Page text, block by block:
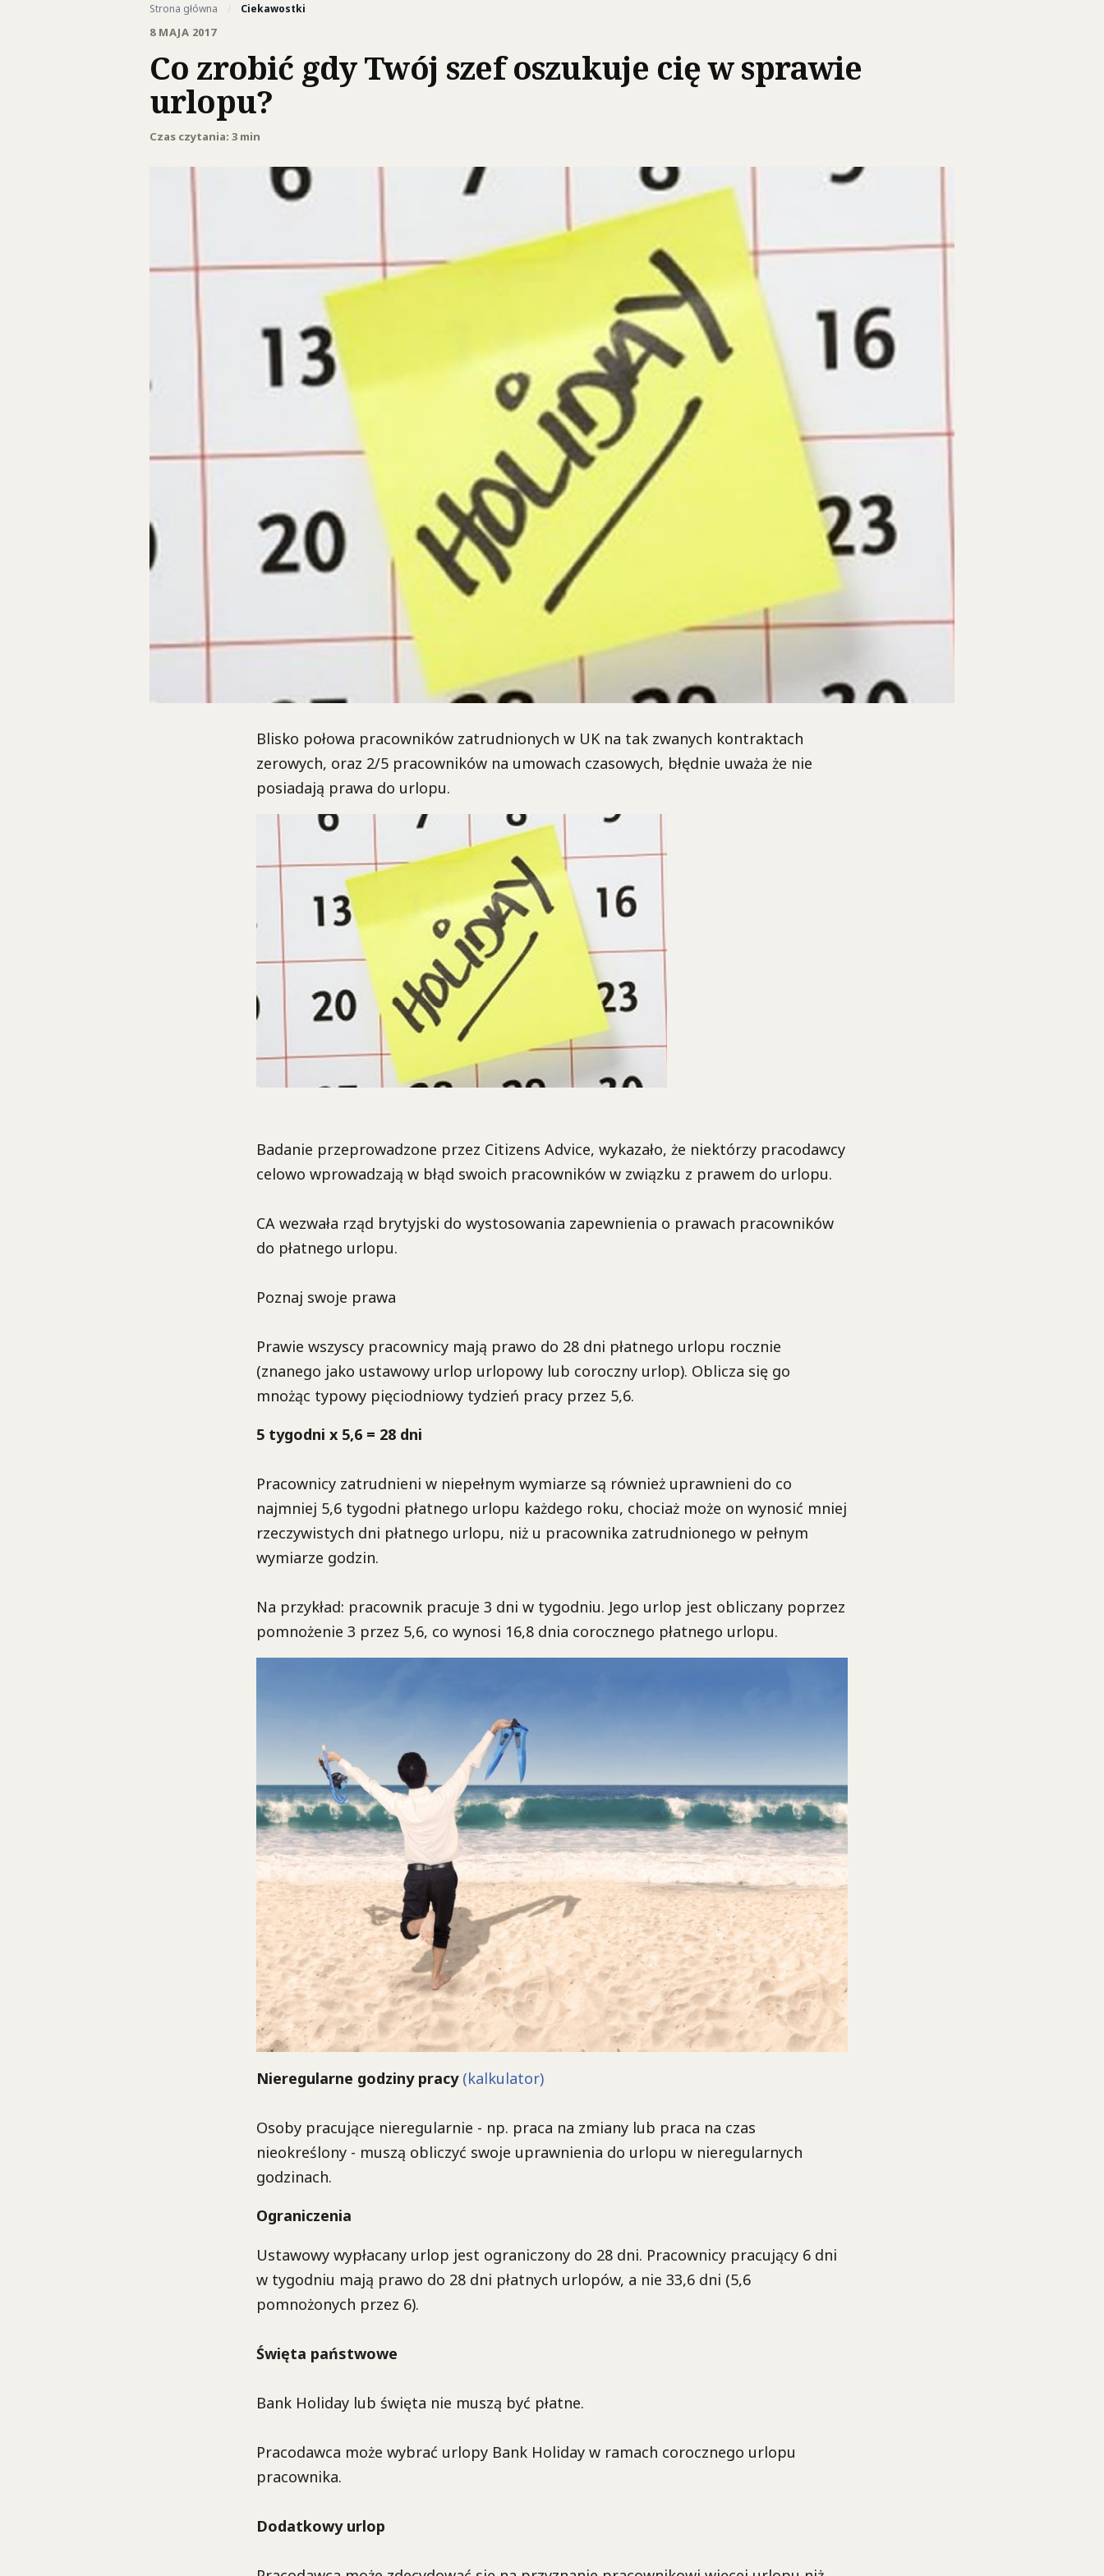
Strona główna / Ciekawostki
8 MAJA 2017
Co zrobić gdy Twój szef oszukuje cię w sprawie
urlopu?
Czas czytania: 3 min
Blisko połowa pracowników zatrudnionych w UK na tak zwanych kontraktach
zerowych, oraz 2/5 pracowników na umowach czasowych, błędnie uważa że nie
posiadają prawa do urlopu.
Badanie przeprowadzone przez Citizens Advice, wykazało, że niektórzy pracodawcy
celowo wprowadzają w błąd swoich pracowników w związku z prawem do urlopu.
CA wezwała rząd brytyjski do wystosowania zapewnienia o prawach pracowników
do płatnego urlopu.
Poznaj swoje prawa
Prawie wszyscy pracownicy mają prawo do 28 dni płatnego urlopu rocznie
(znanego jako ustawowy urlop urlopowy lub coroczny urlop). Oblicza się go
mnożąc typowy pięciodniowy tydzień pracy przez 5,6.
5 tygodni x 5,6 = 28 dni
Pracownicy zatrudnieni w niepełnym wymiarze są również uprawnieni do co
najmniej 5,6 tygodni płatnego urlopu każdego roku, chociaż może on wynosić mniej
rzeczywistych dni płatnego urlopu, niż u pracownika zatrudnionego w pełnym
wymiarze godzin.
Na przykład: pracownik pracuje 3 dni w tygodniu. Jego urlop jest obliczany poprzez
pomnożenie 3 przez 5,6, co wynosi 16,8 dnia corocznego płatnego urlopu.
Nieregularne godziny pracy (kalkulator)
Osoby pracujące nieregularnie - np. praca na zmiany lub praca na czas
nieokreślony - muszą obliczyć swoje uprawnienia do urlopu w nieregularnych
godzinach.
Ograniczenia
Ustawowy wypłacany urlop jest ograniczony do 28 dni. Pracownicy pracujący 6 dni
w tygodniu mają prawo do 28 dni płatnych urlopów, a nie 33,6 dni (5,6
pomnożonych przez 6).
Święta państwowe
Bank Holiday lub święta nie muszą być płatne.
Pracodawca może wybrać urlopy Bank Holiday w ramach corocznego urlopu
pracownika.
Dodatkowy urlop